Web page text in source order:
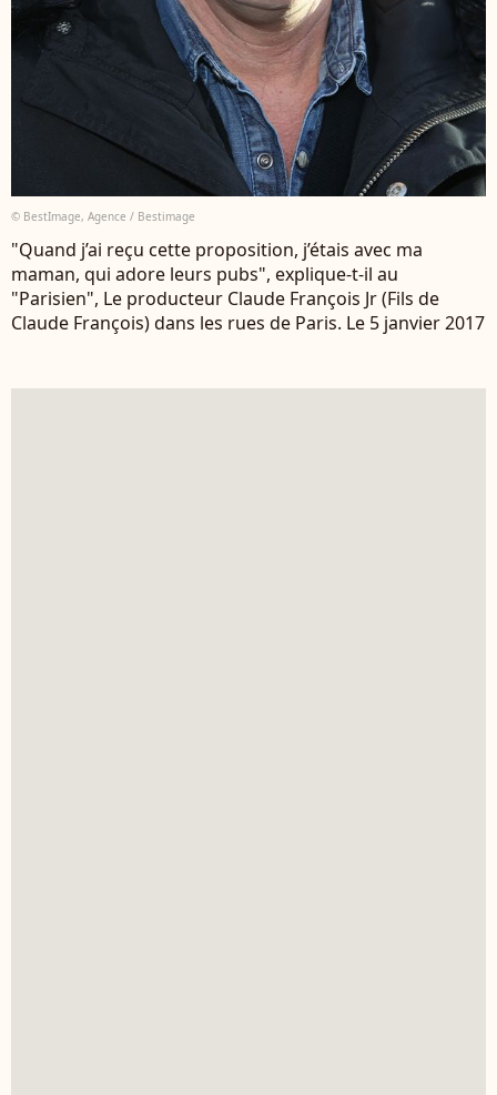
© BestImage, Agence / Bestimage
"Quand j’ai reçu cette proposition, j’étais avec ma
maman, qui adore leurs pubs", explique-t-il au
"Parisien", Le producteur Claude François Jr (Fils de
Claude François) dans les rues de Paris. Le 5 janvier 2017